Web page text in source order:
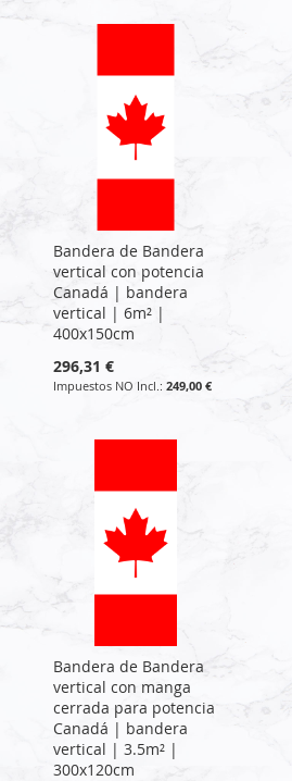
Bandera de Bandera
vertical con potencia
Canadá | bandera
vertical | 6m² |
400x150cm
296,31 €
249,00 €
Bandera de Bandera
vertical con manga
cerrada para potencia
Canadá | bandera
vertical | 3.5m² |
300x120cm